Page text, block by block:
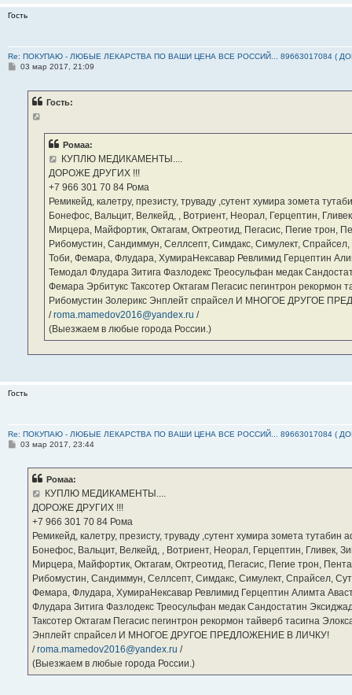
Гость
Re: ПОКУПАЮ - ЛЮБЫЕ ЛЕКАРСТВА ПО ВАШИ ЦЕНА ВСЕ РОССИЙ... 89663017084 (
С03 мар 2017, 21:09
Гость:
Ромаа:
КУПЛЮ МЕДИКАМЕНТЫ....
ДОРОЖЕ ДРУГИХ !!!
‪+7 966 301 70 84‬ Рома
Ремикейд, калетру, презисту, труваду ,сутент хумира зомета
Бонефос, Вальцит, Велкейд, , Вотриент, Неорал, Герцептин,
Мирцера, Майфортик, Октагам, Октреотид, Пегасис, Пегие трон,
Рибомустин, Сандиммун, Селлсепт, Симдакс, Симулект, Спрайсел,
Тоби, Фемара, Флудара, ХумираНексавар Ревлимид Герцептин
Темодал Флудара Зитига Фазлодекс Треосульфан медак
Фемара Эрбитукс Таксотер Октагам Пегасис пегинтрон рекормон
Рибомустин Золерикс Энплейт спрайсел И МНОГОЕ ДРУГОЕ
/roma.mamedov2016@yandex.ru /
(Выезжаем в любые города России.)
Гость
Re: ПОКУПАЮ - ЛЮБЫЕ ЛЕКАРСТВА ПО ВАШИ ЦЕНА ВСЕ РОССИЙ... 89663017084 (
С03 мар 2017, 23:44
Ромаа:
КУПЛЮ МЕДИКАМЕНТЫ....
ДОРОЖЕ ДРУГИХ !!!
‪+7 966 301 70 84‬ Рома
Ремикейд, калетру, презисту, труваду ,сутент хумира зомета
Бонефос, Вальцит, Велкейд, , Вотриент, Неорал, Герцептин, Гливек,
Мирцера, Майфортик, Октагам, Октреотид, Пегасис, Пегие трон,
Рибомустин, Сандиммун, Селлсепт, Симдакс, Симулект, Спрайсел,
Фемара, Флудара, ХумираНексавар Ревлимид Герцептин Алимта
Флудара Зитига Фазлодекс Треосульфан медак Сандостатин
Таксотер Октагам Пегасис пегинтрон рекормон тайверб тасигна
Энплейт спрайсел И МНОГОЕ ДРУГОЕ ПРЕДЛОЖЕНИЕ В ЛИЧКУ!
/roma.mamedov2016@yandex.ru /
(Выезжаем в любые города России.)